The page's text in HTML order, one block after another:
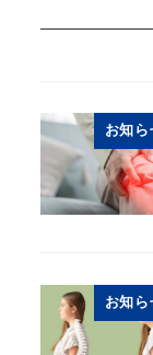
お知ら
お知ら